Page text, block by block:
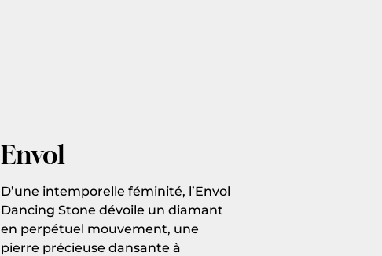
Envol
D’une intemporelle féminité, l’Envol
Dancing Stone dévoile un diamant
en perpétuel mouvement, une
pierre précieuse dansante à